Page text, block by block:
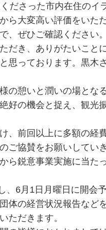
ださった市内在住のイ
ら大変高い評価をいた
、ぜひご確認ください。
だき、ありがたいこと
思っております。黒木
の憩いと潤いの場とな
好の機会と捉え、観光
、前回以上に多額の経
ご協賛をお願いしてい
ら鋭意事業実施に当た
6月1日月曜日に開会予
の経営状況報告など
ただきます。